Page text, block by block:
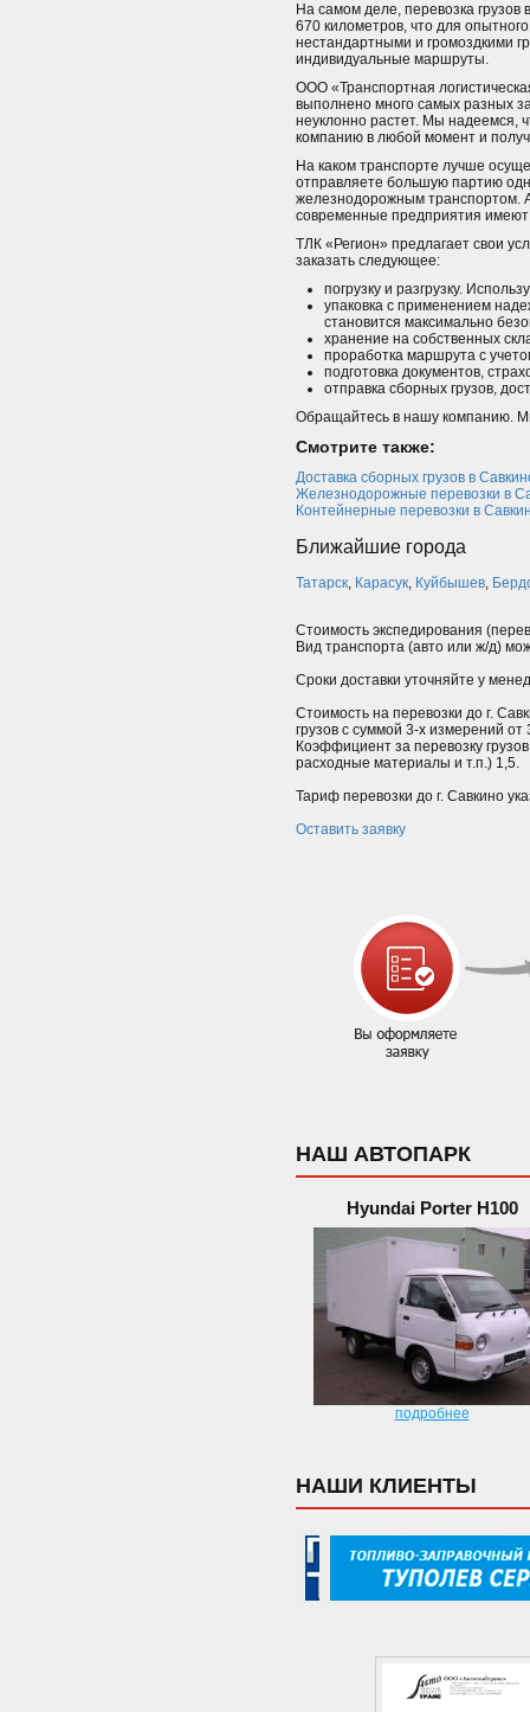
На самом деле, перевозка
670 километров, что для
нестандартными и громоздкими
индивидуальные маршруты.
ООО «Транспортная
выполнено много самых разных
неуклонно растет. Мы надеемся,
компанию в любой момент и
На каком транспорте лучше
отправляете большую партию
железнодорожным транспортом.
современные предприятия
ТЛК «Регион» предлагает свои
заказать следующее:
погрузку и разгрузку.
упаковка с применением
становится максимально
хранение на собственных
проработка маршрута с
подготовка документов,
отправка сборных грузов,
Обращайтесь в нашу компанию.
Смотрите также:
Доставка сборных грузов в
Железнодорожные перевозки в
Контейнерные перевозки в
Ближайшие города
Татарск, Карасук, Куйбышев,
Стоимость экспедирования
Вид транспорта (авто или ж/д)
Сроки доставки уточняйте у
Стоимость на перевозки до г.
грузов с суммой 3-х измерений
Коэффициент за перевозку
расходные материалы и т.п.) 1,5.
Тариф перевозки до г. Савкино
Оставить заявку
НАШ АВТОПАРК
Hyundai Porter H100
подробнее
НАШИ КЛИЕНТЫ